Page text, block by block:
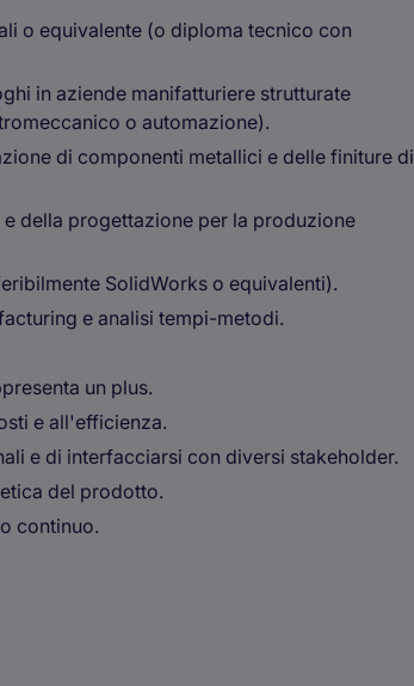
o equivalente (o diploma tecnico con
in aziende manifatturiere strutturate
o automazione).
di componenti metallici e delle finiture di
della progettazione per la produzione
SolidWorks o equivalenti).
e analisi tempi-metodi.
un plus.
e all'efficienza.
e di interfacciarsi con diversi stakeholder.
del prodotto.
continuo.